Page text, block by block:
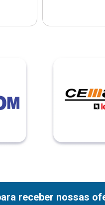
receber nossas